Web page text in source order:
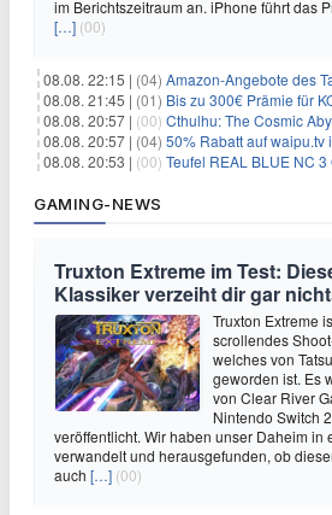
im Berichtszeitraum an. iPhone führt das
[…] (00)
08.08. 22:15 | (04) Amazon-Angebote des Tages –
08.08. 21:45 | (01) Bis zu 300€ Prämie für KOSTENLOSES
08.08. 20:57 | (00) Cthulhu: The Cosmic Abyss
08.08. 20:57 | (04) 50% Rabatt auf waipu.tv inkl. Netflix
08.08. 20:53 | (00) Teufel REAL BLUE NC 3 Over-
GAMING-NEWS
Truxton Extreme im Test:
Klassiker verzeiht dir gar
Truxton Extreme
scrollendes
welches von
geworden ist. Es
von Clear River
Nintendo Switch
veröffentlicht. Wir haben unser Daheim in
verwandelt und herausgefunden, ob
auch […] (00)